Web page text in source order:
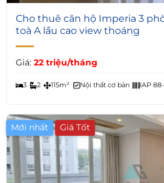
7
Cho thuê căn hộ Imperia 3
toà A lầu cao view thoáng
Giá: 22 triệu/tháng
3 2 115m² Nội thất cơ bản IAP
Mới nhất